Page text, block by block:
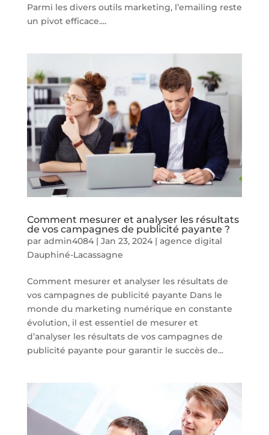
Parmi les divers outils marketing, l’emailing reste
un pivot efficace....
Comment mesurer et analyser les résultats
de vos campagnes de publicité payante ?
par admin4084| Jan 23, 2024| agence digital
Dauphiné-Lacassagne
Comment mesurer et analyser les résultats de
vos campagnes de publicité payante Dans le
monde du marketing numérique en constante
évolution, il est essentiel de mesurer et
d’analyser les résultats de vos campagnes de
publicité payante pour garantir le succès de...